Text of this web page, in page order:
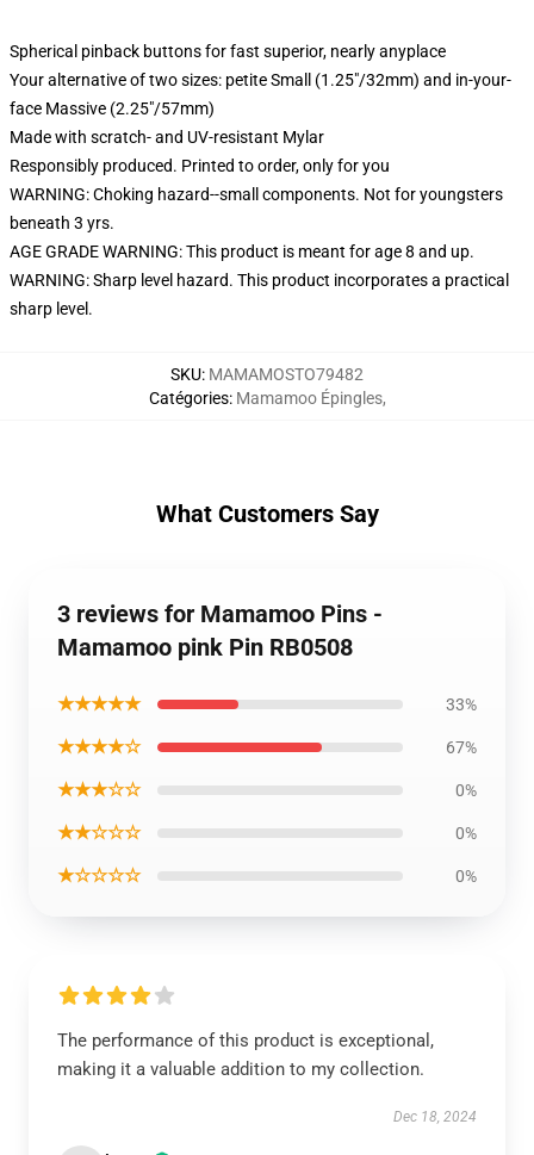
Spherical pinback buttons for fast superior, nearly anyplace
Your alternative of two sizes: petite Small (1.25"/32mm) and in-your-
face Massive (2.25"/57mm)
Made with scratch- and UV-resistant Mylar
Responsibly produced. Printed to order, only for you
WARNING: Choking hazard--small components. Not for youngsters
beneath 3 yrs.
AGE GRADE WARNING: This product is meant for age 8 and up.
WARNING: Sharp level hazard. This product incorporates a practical
sharp level.
SKU: MAMAMOSTO79482
Catégories: Mamamoo Épingles,
What Customers Say
3 reviews for Mamamoo Pins -
Mamamoo pink Pin RB0508
★★★★★ 33%
★★★★☆ 67%
★★★☆☆ 0%
★★☆☆☆ 0%
★☆☆☆☆ 0%
The performance of this product is exceptional,
making it a valuable addition to my collection.
Dec 18, 2024